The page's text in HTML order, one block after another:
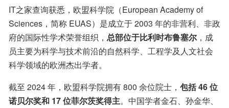
IT之家查询获悉，欧盟科学院（European Academy of
Sciences，简称 EUAS）是成立于 2003 年的非营利、非政
府的国际性学术荣誉组织， 总部位于比利时布鲁塞尔，成
员主要为科学与技术前沿的自然科学、工程学及人文社会
科学领域的欧洲杰出学者。
截至 2024 年，欧盟科学院拥有 800 余位院士， 包括 46 位
诺贝尔奖和 17 位菲尔茨奖得主。中国学者金石、孙金华、